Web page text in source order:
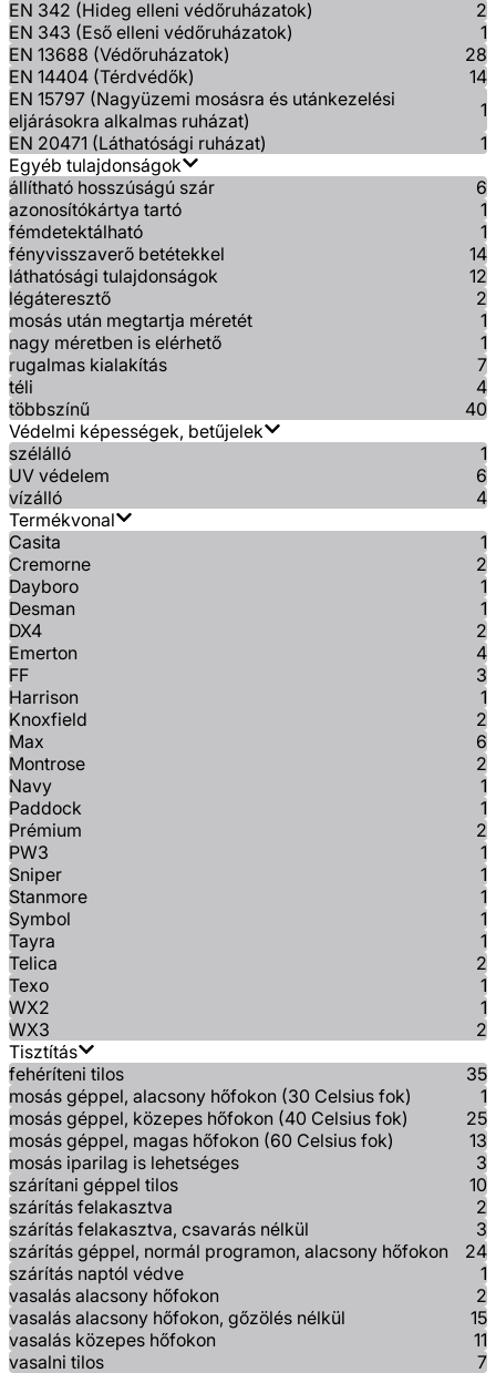
EN 342 (Hideg elleni védőruházatok)
2
EN 343 (Eső elleni védőruházatok)
1
EN 13688 (Védőruházatok)
28
EN 14404 (Térdvédők)
14
EN 15797 (Nagyüzemi mosásra és utánkezelési
eljárásokra alkalmas ruházat)
1
EN 20471 (Láthatósági ruházat)
1
Egyéb tulajdonságok
állítható hosszúságú szár
6
azonosítókártya tartó
1
fémdetektálható
1
fényvisszaverő betétekkel
14
láthatósági tulajdonságok
12
légáteresztő
2
mosás után megtartja méretét
1
nagy méretben is elérhető
1
rugalmas kialakítás
7
téli
4
többszínű
40
Védelmi képességek, betűjelek
szélálló
1
UV védelem
6
vízálló
4
Termékvonal
Casita
1
Cremorne
2
Dayboro
1
Desman
1
DX4
2
Emerton
4
FF
3
Harrison
1
Knoxfield
2
Max
6
Montrose
2
Navy
1
Paddock
1
Prémium
2
PW3
1
Sniper
1
Stanmore
1
Symbol
1
Tayra
1
Telica
2
Texo
1
WX2
1
WX3
2
Tisztítás
fehéríteni tilos
35
mosás géppel, alacsony hőfokon (30 Celsius fok)
1
mosás géppel, közepes hőfokon (40 Celsius fok)
25
mosás géppel, magas hőfokon (60 Celsius fok)
13
mosás iparilag is lehetséges
3
szárítani géppel tilos
10
szárítás felakasztva
2
szárítás felakasztva, csavarás nélkül
3
szárítás géppel, normál programon, alacsony hőfokon
24
szárítás naptól védve
1
vasalás alacsony hőfokon
2
vasalás alacsony hőfokon, gőzölés nélkül
15
vasalás közepes hőfokon
11
vasalni tilos
7